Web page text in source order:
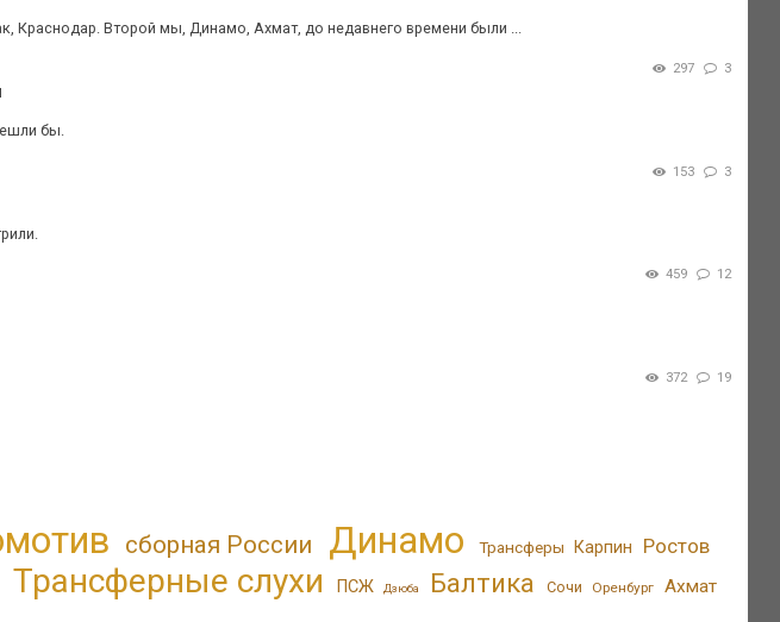
Краснодар. Второй мы, Динамо, Ахмат, до недавнего времени были ...
297 3
бы.
153 3
459 12
372 19
сборная России Динамо Трансферы Карпин Ростов
Трансферные слухи ПСЖ Дзюба Балтика Сочи Оренбург Ахмат